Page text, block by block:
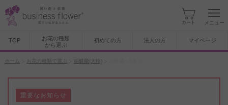
カート メニュー
TOP
お花の種類
から選ぶ
初めての方 法人の方 マイページ
ホーム お花の種類で選ぶ 胡蝶蘭(大輪)
重要なお知らせ